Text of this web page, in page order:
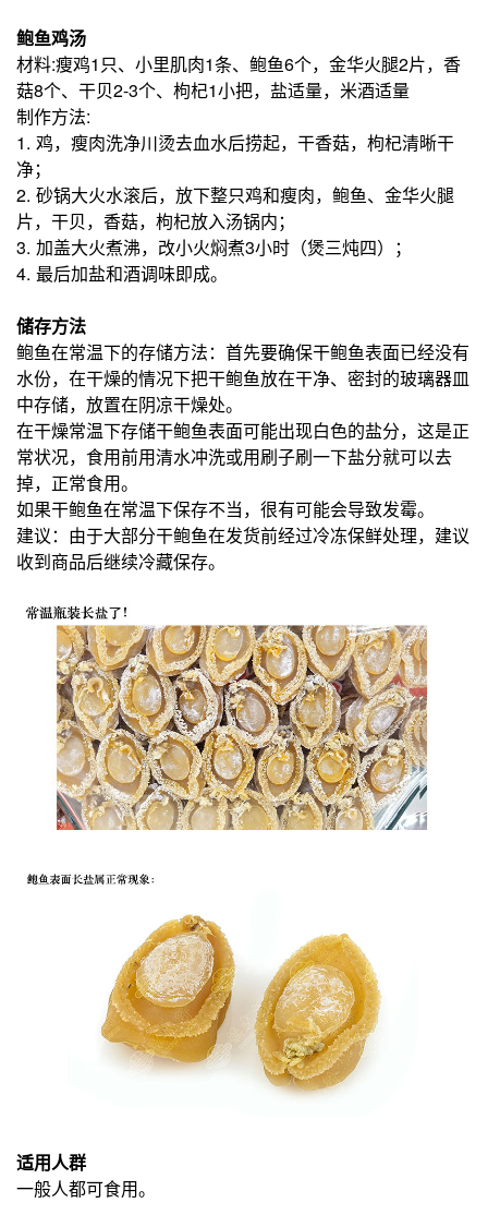
鲍鱼鸡汤
材料:瘦鸡1只、小里肌肉1条、鲍鱼6个，金华火腿2片，香
菇8个、干贝2-3个、枸杞1小把，盐适量，米酒适量
制作方法:
1. 鸡，瘦肉洗净川烫去血水后捞起，干香菇，枸杞清晰干
净；
2. 砂锅大火水滚后，放下整只鸡和瘦肉，鲍鱼、金华火腿
片，干贝，香菇，枸杞放入汤锅内；
3. 加盖大火煮沸，改小火焖煮3小时（煲三炖四）；
4. 最后加盐和酒调味即成。
储存方法
鲍鱼在常温下的存储方法：首先要确保干鲍鱼表面已经没有
水份，在干燥的情况下把干鲍鱼放在干净、密封的玻璃器皿
中存储，放置在阴凉干燥处。
在干燥常温下存储干鲍鱼表面可能出现白色的盐分，这是正
常状况， 食用前用清水冲洗或用刷子刷一下盐分就可以去
掉，正常食用。
如果干鲍鱼在常温下保存不当，很有可能会导致发霉。
建议：由于大部分干鲍鱼在发货前经过冷冻保鲜处理，建议
收到商品后继续冷藏保存。
适用人群
一般人都可食用。